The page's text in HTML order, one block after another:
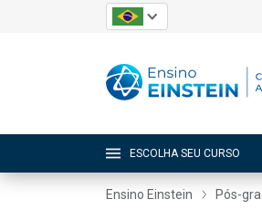
ESCOLHA SEU CURSO
Ensino Einstein Pós-